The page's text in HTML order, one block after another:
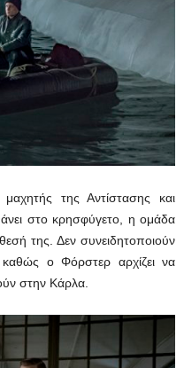
της Αντίστασης και
στο κρησφύγετο, η ομάδα
της. Δεν συνειδητοποιούν
ο Φόρστερ αρχίζει να
στην Κάρλα.